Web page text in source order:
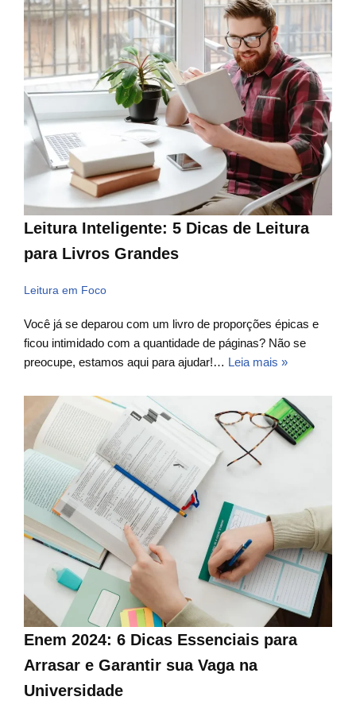
Leitura Inteligente: 5 Dicas de Leitura
para Livros Grandes
Leitura em Foco
Você já se deparou com um livro de proporções épicas e
ficou intimidado com a quantidade de páginas? Não se
preocupe, estamos aqui para ajudar!… Leia mais »
Enem 2024: 6 Dicas Essenciais para
Arrasar e Garantir sua Vaga na
Universidade